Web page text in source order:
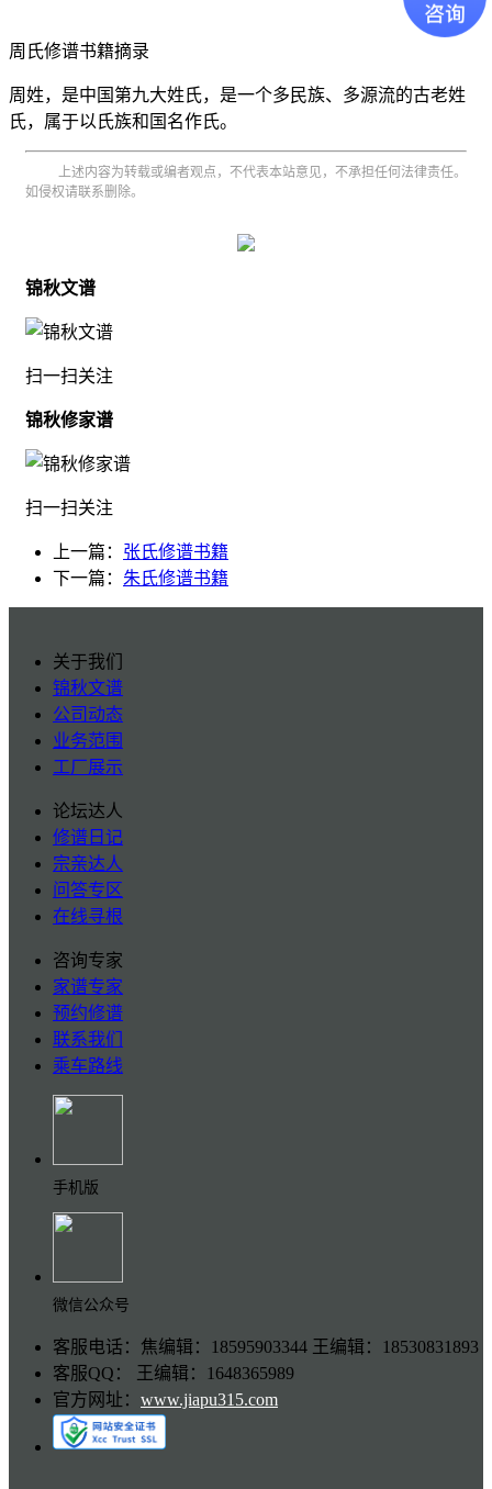
周氏修谱书籍摘录
周姓，是中国第九大姓氏，是一个多民族、多源流的古老姓
氏，属于以氏族和国名作氏。
上述内容为转载或编者观点，不代表本站意见，不承担任何法律责任。
如侵权请联系删除。
锦秋文谱
扫一扫关注
锦秋修家谱
扫一扫关注
上一篇： 张氏修谱书籍
下一篇： 朱氏修谱书籍
关于我们
锦秋文谱
公司动态
业务范围
工厂展示
论坛达人
修谱日记
宗亲达人
问答专区
在线寻根
咨询专家
家谱专家
预约修谱
联系我们
乘车路线
手机版
微信公众号
客服电话：焦编辑：18595903344 王编辑：18530831893
客服QQ： 王编辑：1648365989
官方网址： www.jiapu315.com